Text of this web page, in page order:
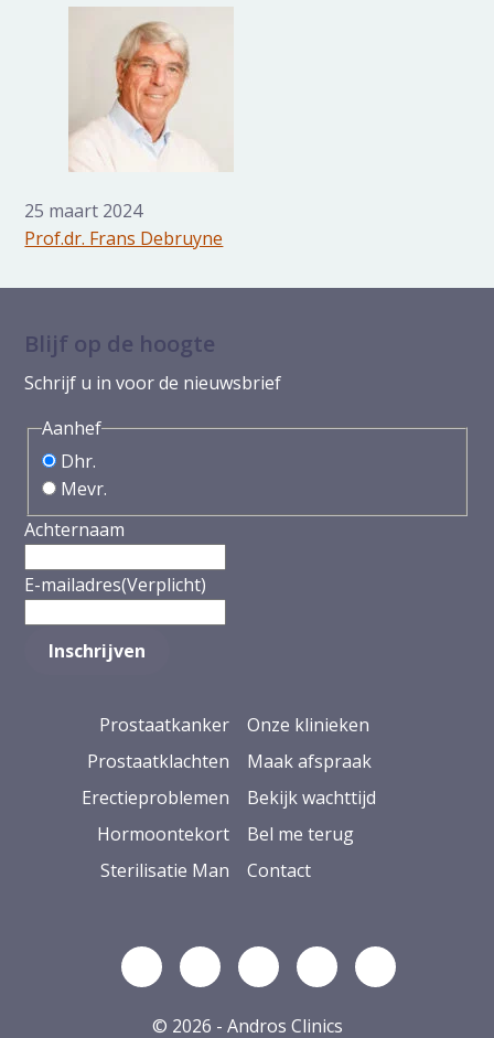
25 maart 2024
Prof.dr. Frans Debruyne
Blijf op de hoogte
Schrijf u in voor de nieuwsbrief
Aanhef
Dhr.
Mevr.
Achternaam
E-mailadres(Verplicht)
Prostaatkanker
Prostaatklachten
Erectieproblemen
Hormoontekort
Sterilisatie Man
Onze klinieken
Maak afspraak
Bekijk wachttijd
Bel me terug
Contact
Volg ons op Linkedin
Volg ons op YouTube
Volg ons op Facebook
Volg ons op
Volg ons
© 2026 - Andros Clinics